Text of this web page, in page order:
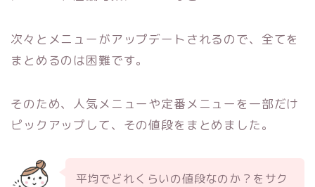
次々とメニューがアップデートされるので、全てを
まとめるのは困難です。
そのため、人気メニューや定番メニューを一部だけ
ピックアップして、その値段をまとめました。
平均でどれくらいの値段なのか？をサク